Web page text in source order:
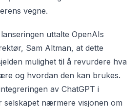
vegne.
uttalte OpenAIs
Sam Altman, at dette
mulighet til å revurdere hva
og hvordan den kan brukes.
av ChatGPT i
selskapet nærmere visjonen om